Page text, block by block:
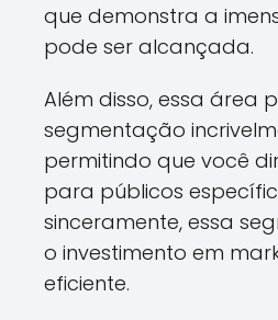
que demonstra a
pode ser alcançada.
Além disso, essa área
segmentação
permitindo que você
para públicos
sinceramente, essa
o investimento em
eficiente.